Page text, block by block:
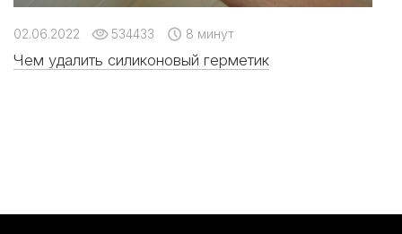
02.06.2022 534433 8 минут
Чем удалить силиконовый герметик